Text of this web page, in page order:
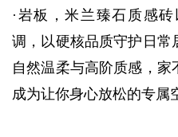
·岩板，米兰臻石质感
调，以硬核品质守护日常
自然温柔与高阶质感，
成为让你身心放松的专属